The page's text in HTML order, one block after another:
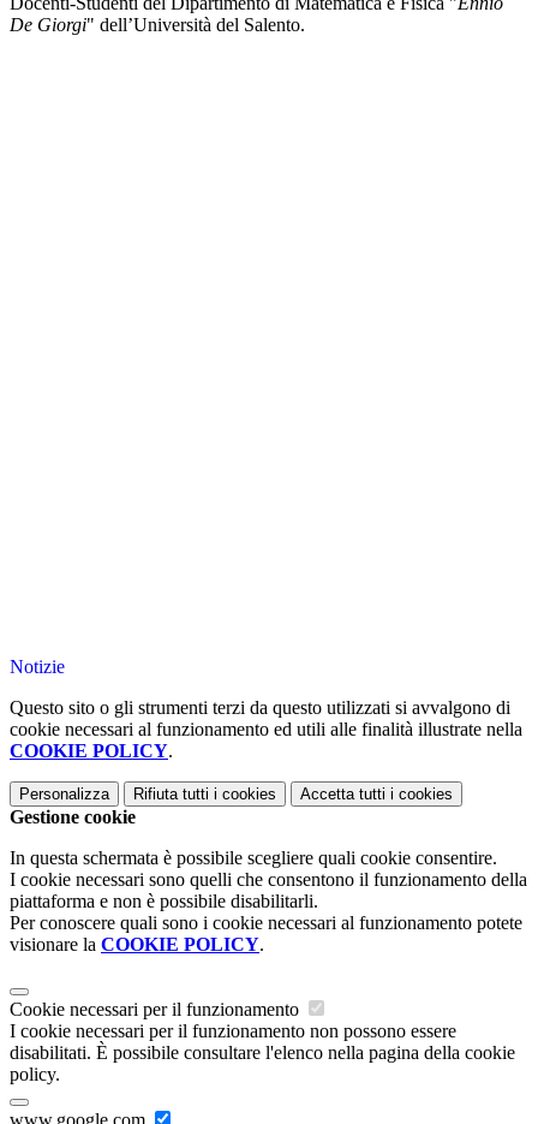
De Giorgi" dell’Università del Salento.
Notizie
Questo sito o gli strumenti terzi da questo utilizzati si avvalgono di
cookie necessari al funzionamento ed utili alle finalità illustrate nella
COOKIE POLICY.
Personalizza Rifiuta tutti i cookies Accetta tutti i cookies
Gestione cookie
In questa schermata è possibile scegliere quali cookie consentire.
I cookie necessari sono quelli che consentono il funzionamento della
piattaforma e non è possibile disabilitarli.
Per conoscere quali sono i cookie necessari al funzionamento potete
visionare la COOKIE POLICY.
Cookie necessari per il funzionamento
I cookie necessari per il funzionamento non possono essere
disabilitati. È possibile consultare l'elenco nella pagina della cookie
policy.